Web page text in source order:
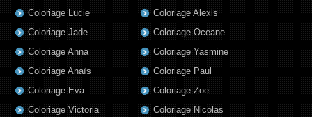
Coloriage Lucie
Coloriage Jade
Coloriage Anna
Coloriage Anaïs
Coloriage Eva
Coloriage Victoria
Coloriage Alexis
Coloriage Oceane
Coloriage Yasmine
Coloriage Paul
Coloriage Zoe
Coloriage Nicolas